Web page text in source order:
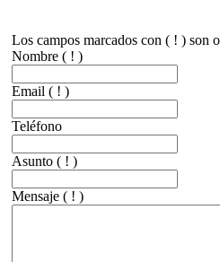
Los campos marcados con ( ! ) son
Nombre ( ! )
Email ( ! )
Teléfono
Asunto ( ! )
Mensaje ( ! )